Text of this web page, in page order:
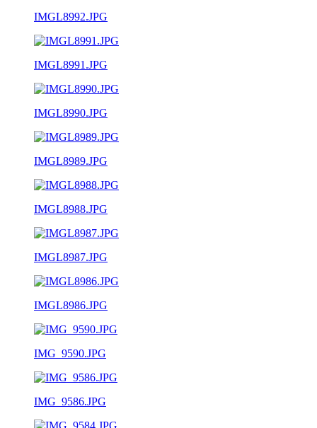
IMGL8992.JPG
IMGL8991.JPG
IMGL8990.JPG
IMGL8989.JPG
IMGL8988.JPG
IMGL8987.JPG
IMGL8986.JPG
IMG_9590.JPG
IMG_9586.JPG